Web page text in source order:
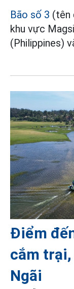
Bão số 3 (tên
khu vực
(Philippines)
Điểm
cắm trại,
Ngãi